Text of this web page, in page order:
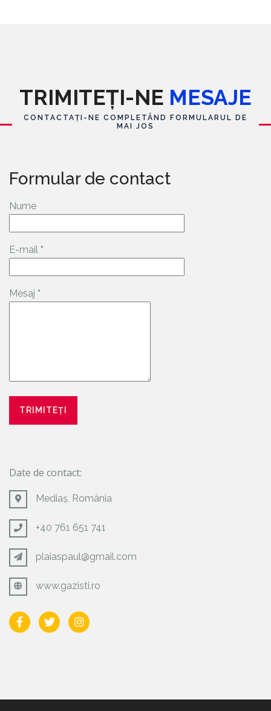
TRIMITEȚI-NE MESAJE
CONTACTAȚI-NE COMPLETÂND FORMULARUL DE
MAI JOS
Formular de contact
Nume
E-mail *
Mesaj *
Date de contact:
Mediaș, România
+40 761 651 741
plaiaspaul@gmail.com
www.gazisti.ro